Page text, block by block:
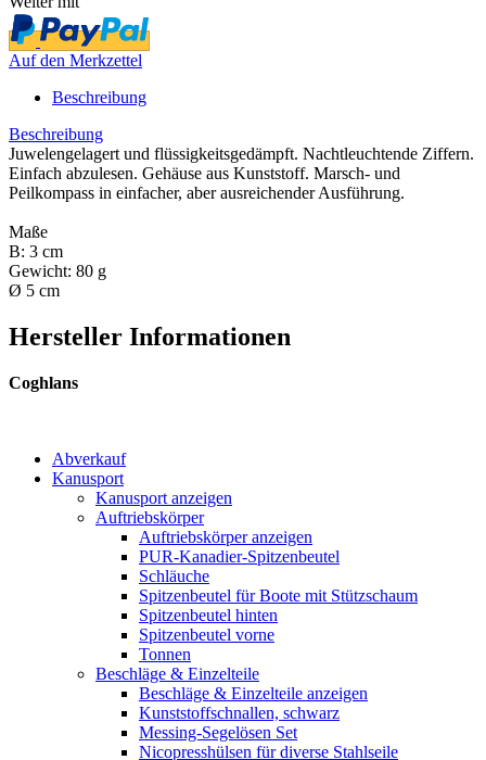
Auf den Merkzettel
Beschreibung
Beschreibung
Juwelengelagert und flüssigkeitsgedämpft. Nachtleuchtende Ziffern.
Einfach abzulesen. Gehäuse aus Kunststoff. Marsch- und
Peilkompass in einfacher, aber ausreichender Ausführung.
Maße
B: 3 cm
Gewicht: 80 g
Ø 5 cm
Hersteller Informationen
Coghlans
Abverkauf
Kanusport
Kanusport anzeigen
Auftriebskörper
Auftriebskörper anzeigen
PUR-Kanadier-Spitzenbeutel
Schläuche
Spitzenbeutel für Boote mit Stützschaum
Spitzenbeutel hinten
Spitzenbeutel vorne
Tonnen
Beschläge & Einzelteile
Beschläge & Einzelteile anzeigen
Kunststoffschnallen, schwarz
Messing-Segelösen Set
Nicopresshülsen für diverse Stahlseile